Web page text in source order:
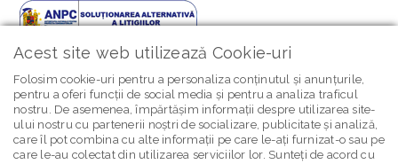
newsletter Bebe Brands
Acest site web utilizează Cookie-uri
Folosim cookie-uri pentru a personaliza conținutul și anunțurile,
pentru a oferi funcții de social media și pentru a analiza traficul
nostru. De asemenea, împărtășim informații despre utilizarea site-
ului nostru cu partenerii noștri de socializare, publicitate și analiză,
care îl pot combina cu alte informații pe care le-ați furnizat-o sau pe
care le-au colectat din utilizarea serviciilor lor. Sunteți de acord cu